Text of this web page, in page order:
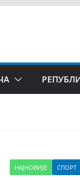
НАЈНОВИЈЕ СПОРТ